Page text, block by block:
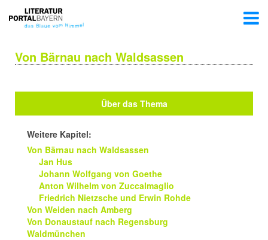
Von Bärnau nach Waldsassen
Über das Thema
Weitere Kapitel:
Von Bärnau nach Waldsassen
Jan Hus
Johann Wolfgang von Goethe
Anton Wilhelm von Zuccalmaglio
Friedrich Nietzsche und Erwin Rohde
Von Weiden nach Amberg
Von Donaustauf nach Regensburg
Waldmünchen